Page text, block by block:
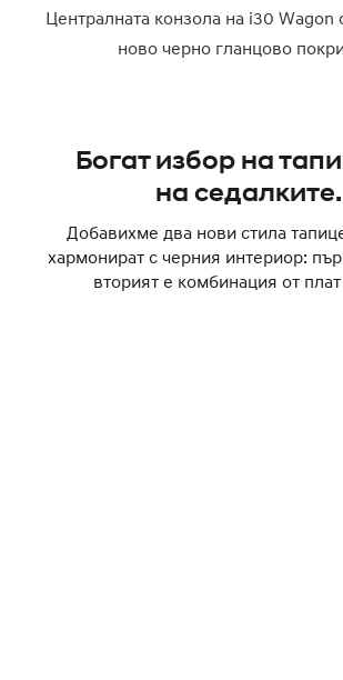
Централната конзола на i30 Wagon
ново черно гланцово
Богат избор на
на седалките.
Добавихме два нови стила
хармонират с черния интериор:
вторият е комбинация от